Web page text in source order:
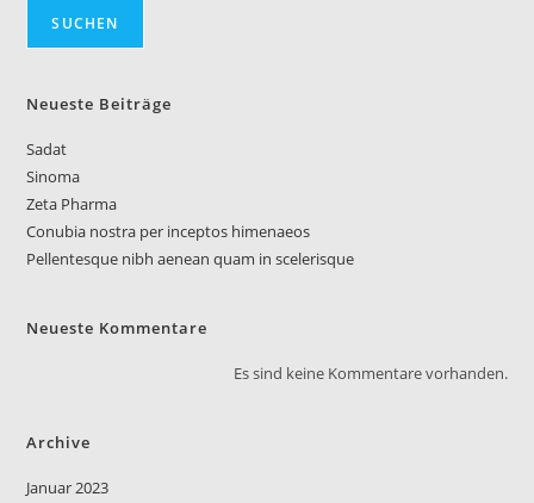
SUCHEN
Neueste Beiträge
Sadat
Sinoma
Zeta Pharma
Conubia nostra per inceptos himenaeos
Pellentesque nibh aenean quam in scelerisque
Neueste Kommentare
Es sind keine Kommentare vorhanden.
Archive
Januar 2023